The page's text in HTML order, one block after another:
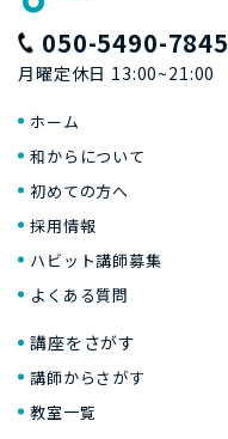
050-5490-7845
月曜定休日 13:00~21:00
ホーム
和からについて
初めての方へ
採用情報
ハビット講師募集
よくある質問
講座をさがす
講師からさがす
教室一覧